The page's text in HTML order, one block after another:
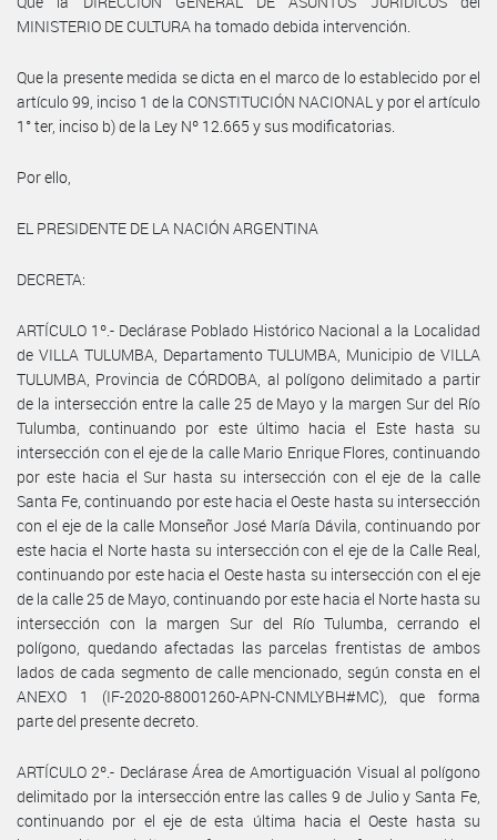
MINISTERIO DE CULTURA ha tomado debida intervención.
Que la presente medida se dicta en el marco de lo establecido por el
artículo 99, inciso 1 de la CONSTITUCIÓN NACIONAL y por el artículo
1° ter, inciso b) de la Ley Nº 12.665 y sus modificatorias.
Por ello,
EL PRESIDENTE DE LA NACIÓN ARGENTINA
DECRETA:
ARTÍCULO 1º.- Declárase Poblado Histórico Nacional a la Localidad
de VILLA TULUMBA, Departamento TULUMBA, Municipio de VILLA
TULUMBA, Provincia de CÓRDOBA, al polígono delimitado a partir
de la intersección entre la calle 25 de Mayo y la margen Sur del Río
Tulumba, continuando por este último hacia el Este hasta su
intersección con el eje de la calle Mario Enrique Flores, continuando
por este hacia el Sur hasta su intersección con el eje de la calle
Santa Fe, continuando por este hacia el Oeste hasta su intersección
con el eje de la calle Monseñor José María Dávila, continuando por
este hacia el Norte hasta su intersección con el eje de la Calle Real,
continuando por este hacia el Oeste hasta su intersección con el eje
de la calle 25 de Mayo, continuando por este hacia el Norte hasta su
intersección con la margen Sur del Río Tulumba, cerrando el
polígono, quedando afectadas las parcelas frentistas de ambos
lados de cada segmento de calle mencionado, según consta en el
ANEXO 1 (IF-2020-88001260-APN-CNMLYBH#MC), que forma
parte del presente decreto.
ARTÍCULO 2º.- Declárase Área de Amortiguación Visual al polígono
delimitado por la intersección entre las calles 9 de Julio y Santa Fe,
continuando por el eje de esta última hacia el Oeste hasta su